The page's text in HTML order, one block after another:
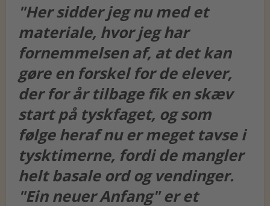
"Her sidder jeg nu med et
materiale, hvor jeg har
fornemmelsen af, at det kan
gøre en forskel for de elever,
der for år tilbage fik en skæv
start på tyskfaget, og som
følge heraf nu er meget tavse i
tysktimerne, fordi de mangler
helt basale ord og vendinger.
"Ein neuer Anfang" er et